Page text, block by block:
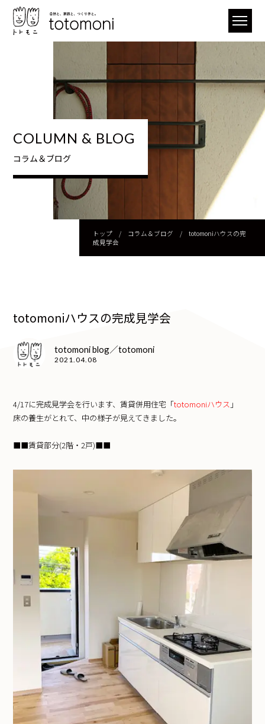
COLUMN & BLOG
コラム＆ブログ
トップ/ コラム＆ブログ / totomoniハウスの完
成見学会
totomoniハウスの完成見学会
totomoni blog／totomoni
2021.04.08
4/17に完成見学会を行います、賃貸併用住宅「totomoniハウス 」
床の養生がとれて、中の様子が見えてきました。
■■賃貸部分(2階・2戸)■■